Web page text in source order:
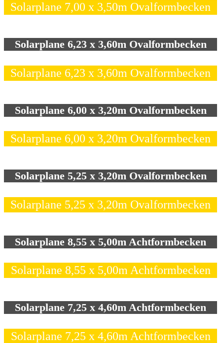
Solarplane 7,00 x 3,50m Ovalformbecken
Solarplane 6,23 x 3,60m Ovalformbecken
Solarplane 6,23 x 3,60m Ovalformbecken
Solarplane 6,00 x 3,20m Ovalformbecken
Solarplane 6,00 x 3,20m Ovalformbecken
Solarplane 5,25 x 3,20m Ovalformbecken
Solarplane 5,25 x 3,20m Ovalformbecken
Solarplane 8,55 x 5,00m Achtformbecken
Solarplane 8,55 x 5,00m Achtformbecken
Solarplane 7,25 x 4,60m Achtformbecken
Solarplane 7,25 x 4,60m Achtformbecken